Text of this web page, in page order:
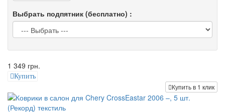
Выбрать подпятник (бесплатно) :
1 349 грн.
Купить
Купить в 1 клик